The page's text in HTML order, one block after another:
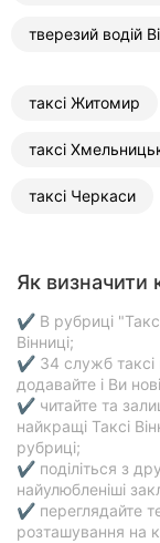
тверезий водій
таксі Житомир
таксі
таксі Черкаси
Як визначити
✔ В рубриці
Вінниці;
✔ 34 служб таксі
додавайте і Ви
✔ читайте та
найкращі Таксі
рубриці;
✔ поділіться з
найулюбленіші
✔ переглядайте
розташування на